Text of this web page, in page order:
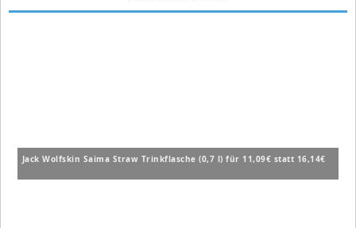
Jack Wolfskin Saima Straw Trinkflasche (0,7 l) für 11,09€ statt 16,14€